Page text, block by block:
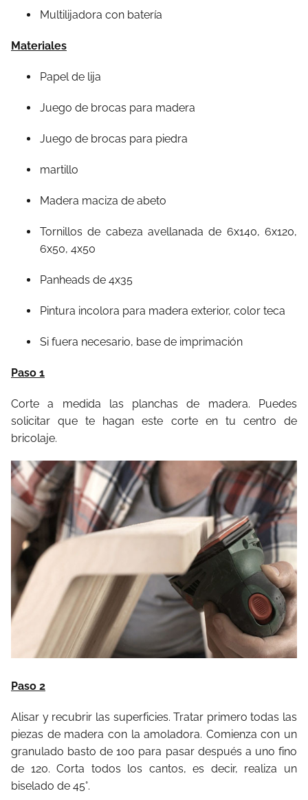
Multilijadora con batería
Materiales
Papel de lija
Juego de brocas para madera
Juego de brocas para piedra
martillo
Madera maciza de abeto
Tornillos de cabeza avellanada de 6x140, 6x120,
6x50, 4x50
Panheads de 4x35
Pintura incolora para madera exterior, color teca
Si fuera necesario, base de imprimación
Paso 1
Corte a medida las planchas de madera. Puedes
solicitar que te hagan este corte en tu centro de
bricolaje.
Paso 2
Alisar y recubrir las superficies. Tratar primero todas las
piezas de madera con la amoladora. Comienza con un
granulado basto de 100 para pasar después a uno fino
de 120. Corta todos los cantos, es decir, realiza un
biselado de 45°.